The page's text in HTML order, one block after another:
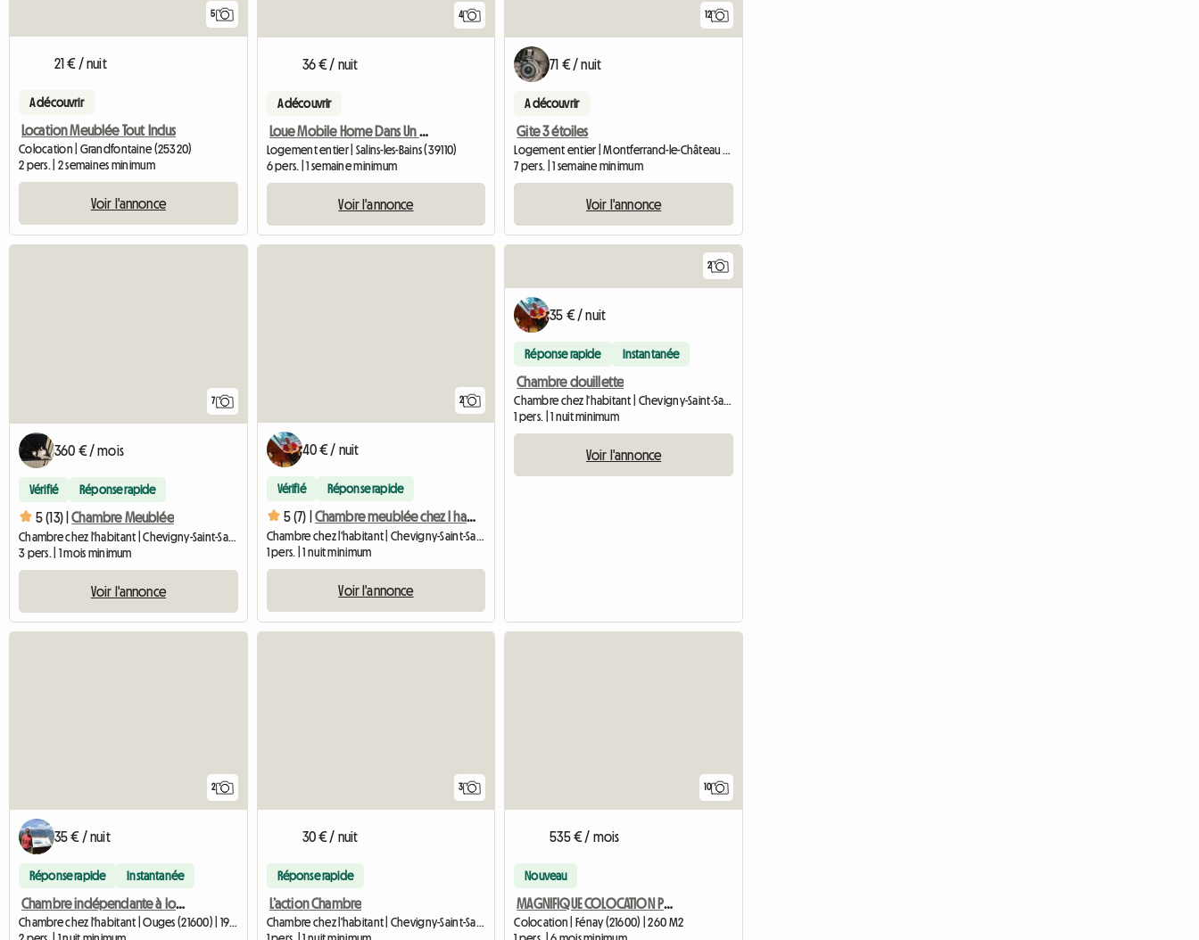
5
21 € / nuit
A découvrir
Location Meublée Tout Inclus
Colocation | Grandfontaine (25320)
2 pers. | 2 semaines minimum
Voir l'annonce
4
36 € / nuit
A découvrir
Loue Mobile Home Dans Un Camping 2 Étoiles
Logement entier | Salins-les-Bains (39110)
6 pers. | 1 semaine minimum
Voir l'annonce
12
71 € / nuit
A découvrir
Gite 3 étoiles
Logement entier | Montferrand-le-Château (25320)
7 pers. | 1 semaine minimum
Voir l'annonce
7
360 € / mois
Vérifié Réponse rapide
5 (13) | Chambre Meublée
3 pers. | 1 mois minimum
Voir l'annonce
2
40 € / nuit
Vérifié Réponse rapide
5 (7) | Chambre meublée chez l habitant
1 pers. | 1 nuit minimum
Voir l'annonce
2
35 € / nuit
Réponse rapide Instantanée
Chambre douillette
Chambre chez l'habitant | Chevigny-Saint-Sauveur (21800) | 8 M2
1 pers. | 1 nuit minimum
Voir l'annonce
2
35 € / nuit
Réponse rapide Instantanée
Chambre indépendante à louer
Chambre chez l'habitant | Ouges (21600) | 19 M2
3
30 € / nuit
Réponse rapide
L’action Chambre
Chambre chez l'habitant | Chevigny-Saint-Sauveur (21800) | 15 M2
10
535 € / mois
Nouveau
MAGNIFIQUE COLOCATION POUR FILLES - 10 MIN DES FACULTÉS/DIJON -
Colocation | Fénay (21600) | 260 M2